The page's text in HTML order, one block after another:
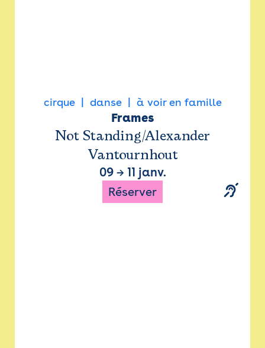
cirque danse à voir en famille
Frames
Not Standing/Alexander
Vantournhout
09→ 11 janv.
Réserver